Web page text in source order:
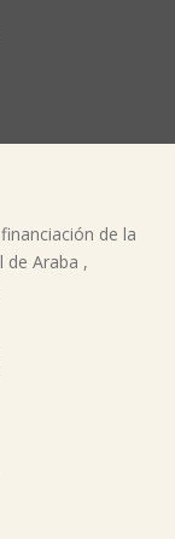
derecho a solicitar el
oposición o
en nuestra
de la
de Araba ,